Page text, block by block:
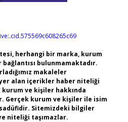
herhangi bir marka, kurum
bulunmamaktadır.
makaleler
alan içerikler haber niteliği
ve kişiler hakkında
Gerçek kurum ve kişiler ile isim
Sitemizdeki bilgiler
niteliği taşımazlar.